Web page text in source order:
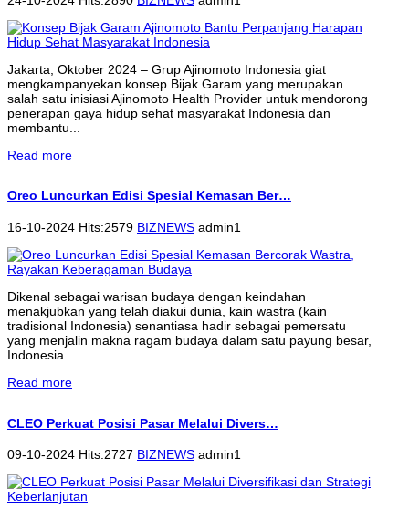
Jakarta, Oktober 2024 – Grup Ajinomoto Indonesia giat
mengkampanyekan konsep Bijak Garam yang merupakan
salah satu inisiasi Ajinomoto Health Provider untuk mendorong
penerapan gaya hidup sehat masyarakat Indonesia dan
membantu...
Read more
Oreo Luncurkan Edisi Spesial Kemasan Ber…
16-10-2024 Hits:2579 BIZNEWS admin1
Dikenal sebagai warisan budaya dengan keindahan
menakjubkan yang telah diakui dunia, kain wastra (kain
tradisional Indonesia) senantiasa hadir sebagai pemersatu
yang menjalin makna ragam budaya dalam satu payung besar,
Indonesia.
Read more
CLEO Perkuat Posisi Pasar Melalui Divers…
09-10-2024 Hits:2727 BIZNEWS admin1